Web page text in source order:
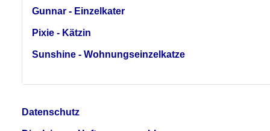
Gunnar - Einzelkater
Pixie - Kätzin
Sunshine - Wohnungseinzelkatze
Datenschutz